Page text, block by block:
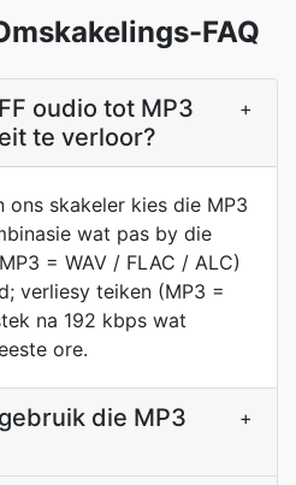
FAQ
oudio tot MP3
te verloor?
+
ons skakeler kies die MP3
wat pas by die
= WAV / FLAC / ALC)
verliesy teiken (MP3 =
na 192 kbps wat
ore.
die MP3
+